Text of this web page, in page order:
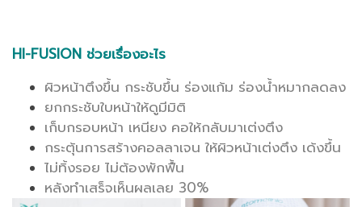
HI-FUSION ช่วยเรื่องอะไร
ผิวหน้าตึงขึ้น กระชับขึ้น ร่องแก้ม ร่องน้ำหมากลดลง
ยกกระชับใบหน้าให้ดูมีมิติ
เก็บกรอบหน้า เหนียง คอให้กลับมาเต่งตึง
กระตุ้นการสร้างคอลลาเจน ให้ผิวหน้าเต่งตึง เด้งขึ้น
ไม่ทิ้งรอย ไม่ต้องพักฟื้น
หลังทำเสร็จเห็นผลเลย 30%